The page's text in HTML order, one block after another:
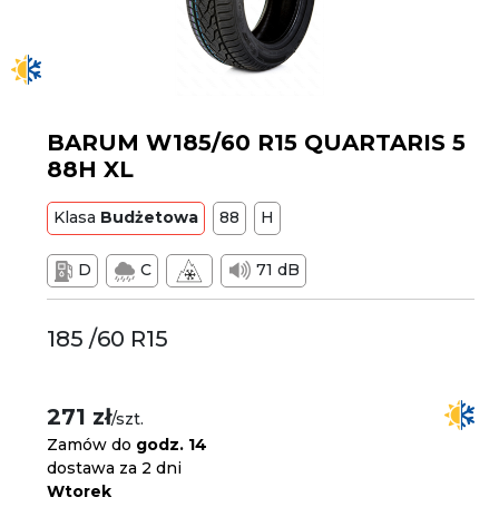
BARUM W185/60 R15 QUARTARIS 5
88H XL
Klasa Budżetowa 88 H
D C 71 dB
185 /60 R15
271 zł/szt.
Zamów do godz. 14
dostawa za 2 dni
Wtorek